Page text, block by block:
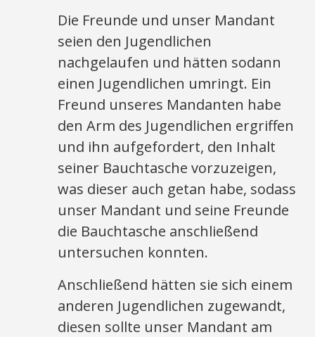
Die Freunde und unser Mandant
seien den Jugendlichen
nachgelaufen und hätten sodann
einen Jugendlichen umringt. Ein
Freund unseres Mandanten habe
den Arm des Jugendlichen ergriffen
und ihn aufgefordert, den Inhalt
seiner Bauchtasche vorzuzeigen,
was dieser auch getan habe, sodass
unser Mandant und seine Freunde
die Bauchtasche anschließend
untersuchen konnten.
Anschließend hätten sie sich einem
anderen Jugendlichen zugewandt,
diesen sollte unser Mandant am